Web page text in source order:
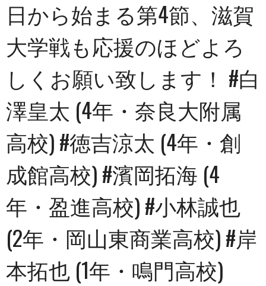
日から始まる第4節、滋賀
大学戦も応援のほどよろ
しくお願い致します！ #白
澤皇太 (4年・奈良大附属
高校) #徳吉涼太 (4年・創
成館高校) #濱岡拓海 (4
年・盈進高校) #小林誠也
(2年・岡山東商業高校) #岸
本拓也 (1年・鳴門高校)